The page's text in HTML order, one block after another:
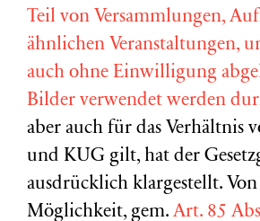
Teil von Versammlungen,
ähnlichen Veranstaltungen,
auch ohne Einwilligung
Bilder verwendet werden
aber auch für das Verhältnis
und KUG gilt, hat der
ausdrücklich klargestellt.
Möglichkeit, gem. Art. 85